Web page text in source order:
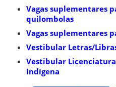
Vagas suplementares
quilombolas
Vagas suplementares
Vestibular Letras/
Vestibular
Indígena